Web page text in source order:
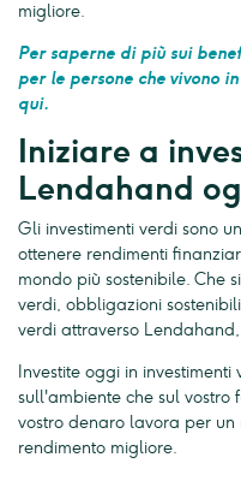
migliore.
Per saperne di più sui
per le persone che vivono
qui.
Iniziare a
Lendahand
Gli investimenti verdi sono
ottenere rendimenti
mondo più sostenibile. Che
verdi, obbligazioni
verdi attraverso
Investite oggi in
sull'ambiente che sul vostro
vostro denaro lavora per
rendimento migliore.